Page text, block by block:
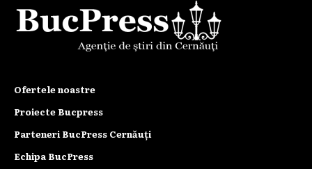
Ofertele noastre
Proiecte Bucpress
Parteneri BucPress Cernăuți
Echipa BucPress